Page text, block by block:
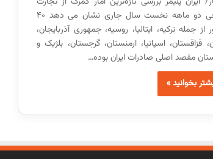
خارجی دو ماهه نخست سال جاری نشان می دهد ۴۰
از جمله ترکیه، ایتالیا، روسیه، جمهوری آذربایجان،
قزاقستان، اسپانیا، ارمنستان، گرجستان، بلژیک و
مقصد اصلی صادرات ایران بوده…
بخوانید »